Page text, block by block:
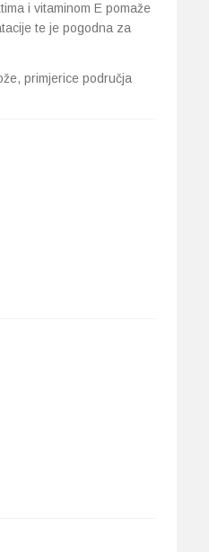
i vitaminom E pomaže
te je pogodna za
primjerice područja